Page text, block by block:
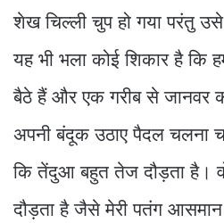
शेख चिल्ली चुप हो गया परंतु
यह भी भला कोई शिकार है कि
बैठे हैं और एक गरीब से जानवर
अपनी बंदूक उठाए पैदल चलना
कि तेंदुआ बहुत तेज दौड़ता है।
दौड़ता है जैसे मेरी पतंग